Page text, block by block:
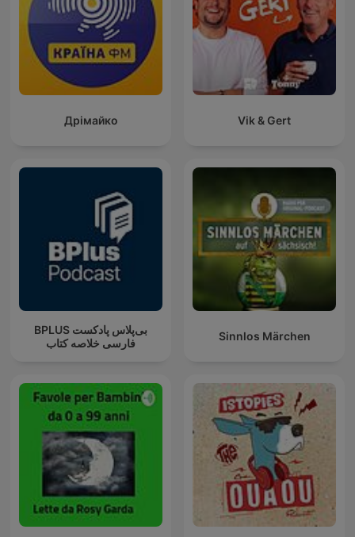
Дрімайко Vik & Gert
‌BPLUS بی‌پلاس پادکست
فارسی خلاصه کتاب
Sinnlos Märchen